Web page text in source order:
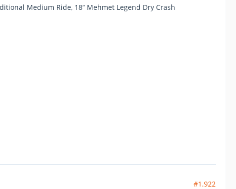
Medium Ride, 18“ Mehmet Legend Dry Crash
#1.922